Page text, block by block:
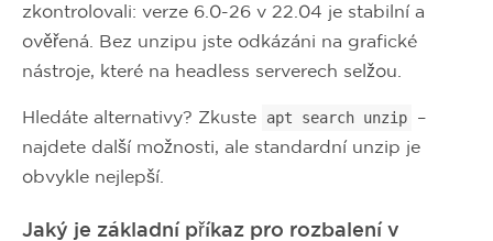
zkontrolovali: verze 6.0-26 v 22.04 je stabilní a
ověřená. Bez unzipu jste odkázáni na grafické
nástroje, které na headless serverech selžou.
Hledáte alternativy? Zkuste apt search unzip
–
najdete další možnosti, ale standardní unzip je
obvykle nejlepší.
Jaký je základní příkaz pro rozbalení v